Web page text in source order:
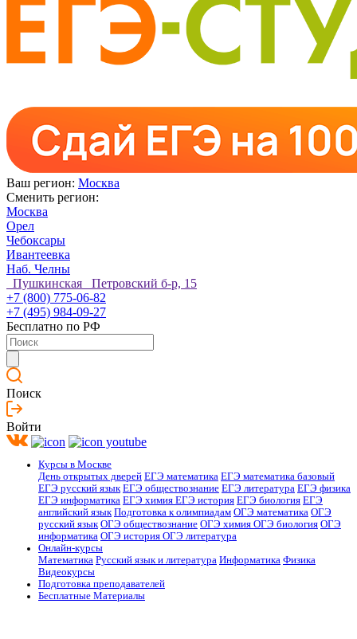
Ваш регион: Москва
Сменить регион:
Москва
Орел
Чебоксары
Ивантеевка
Наб. Челны
Пушкинская Петровский б-р, 15
+7 (800) 775-06-82
+7 (495) 984-09-27
Бесплатно по РФ
Поиск
Войти
Курсы в Москве
День открытых дверей ЕГЭ математика ЕГЭ математика базовый
ЕГЭ русский язык ЕГЭ обществознание ЕГЭ литература ЕГЭ физика
ЕГЭ информатика ЕГЭ химия ЕГЭ история ЕГЭ биология ЕГЭ
английский язык Подготовка к олимпиадам ОГЭ математика ОГЭ
русский язык ОГЭ обществознание ОГЭ химия ОГЭ биология ОГЭ
информатика ОГЭ история ОГЭ литература
Онлайн-курсы
Математика Русский язык и литература Информатика Физика
Видеокурсы
Подготовка преподавателей
Бесплатные Материалы